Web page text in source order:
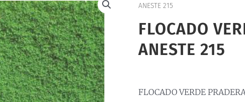
ANESTE 215
FLOCADO
ANESTE 215
FLOCADO VERDE